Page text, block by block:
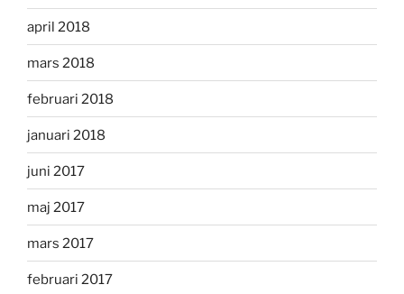
april 2018
mars 2018
februari 2018
januari 2018
juni 2017
maj 2017
mars 2017
februari 2017